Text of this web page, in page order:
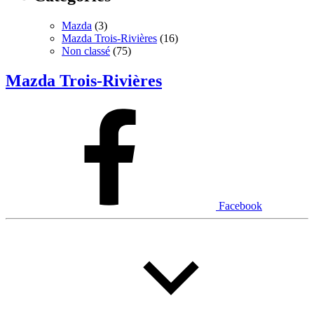
Mazda (3)
Mazda Trois-Rivières (16)
Non classé (75)
Mazda Trois-Rivières
Facebook